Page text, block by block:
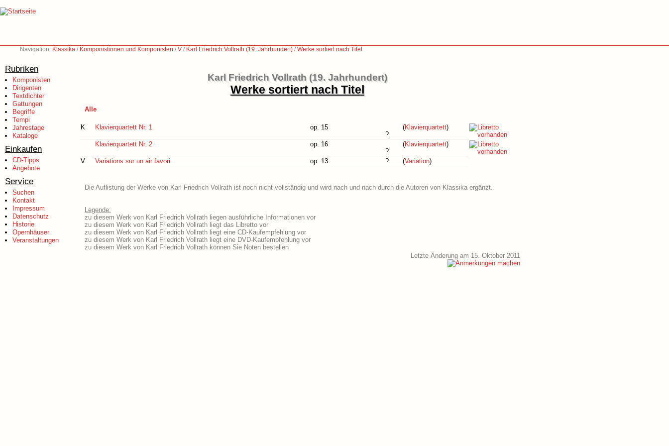
Navigation: Klassika / Komponistinnen und Komponisten /V / Karl Friedrich Vollrath (19. Jahrhundert) /Werke sortiert nach Titel
Rubriken
Komponisten
Dirigenten
Textdichter
Gattungen
Begriffe
Tempi
Jahrestage
Kataloge
Einkaufen
CD-Tipps
Angebote
Service
Suchen
Kontakt
Impressum
Datenschutz
Historie
Opernhäuser
Veranstaltungen
Karl Friedrich Vollrath (19. Jahrhundert)
Werke sortiert nach Titel
Alle
K Klavierquartett Nr. 1
op. 15
?
(Klavierquartett)
Klavierquartett Nr. 2
op. 16
?
(Klavierquartett)
V Variations sur un air favori op. 13 ? (Variation)
Die Auflistung der Werke von Karl Friedrich Vollrath ist noch nicht vollständig und wird nach und nach durch die Autoren von Klassika ergänzt.
Legende:
zu diesem Werk von Karl Friedrich Vollrath liegen ausführliche Informationen vor
zu diesem Werk von Karl Friedrich Vollrath liegt das Libretto vor
zu diesem Werk von Karl Friedrich Vollrath liegt eine CD-Kaufempfehlung vor
zu diesem Werk von Karl Friedrich Vollrath liegt eine DVD-Kaufempfehlung vor
zu diesem Werk von Karl Friedrich Vollrath können Sie Noten bestellen
Letzte Änderung am 15. Oktober 2011